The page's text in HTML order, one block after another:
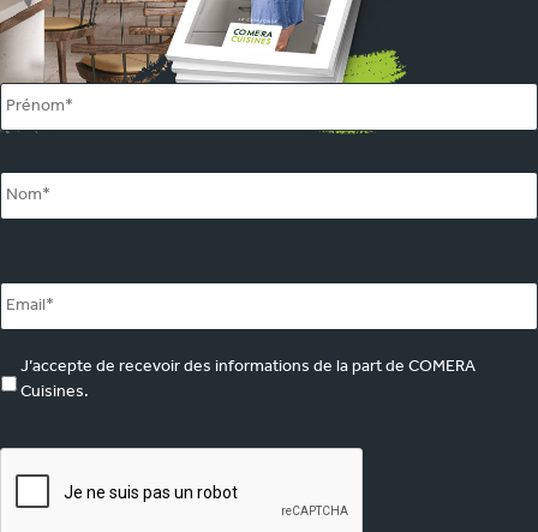
Name *
marketing
J’accepte de recevoir des informations de la part de COMERA
Cuisines.